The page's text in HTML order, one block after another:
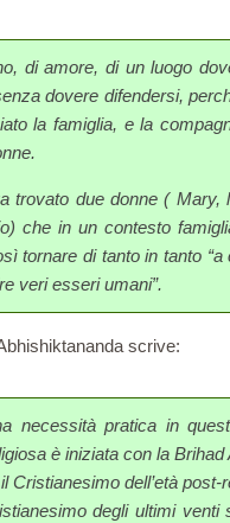
di amore, di un luogo
dovere difendersi,
la famiglia, e la
trovato due donne (
che in un contesto
tornare di tanto in tanto
veri esseri umani”.
scrive:
necessità pratica in
è iniziata con la
Cristianesimo dell’età post-
degli ultimi